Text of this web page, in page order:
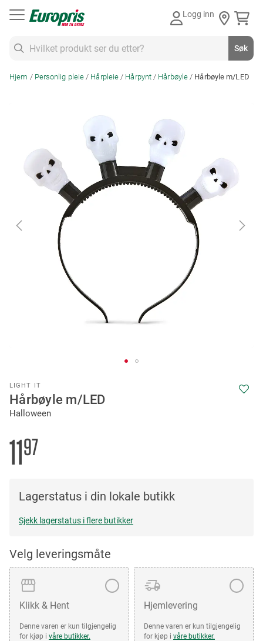
Logg inn
Søk
Hjem Personlig pleie Hårpleie Hårpynt Hårbøyle Hårbøyle m/LED
LIGHT IT
Hårbøyle m/LED
Halloween
1197
Lagerstatus i din lokale butikk
Sjekk lagerstatus i flere butikker
Velg leveringsmåte
Klikk & Hent
Denne varen er kun tilgjengelig
for kjøp i våre butikker.
Hjemlevering
Denne varen er kun tilgjengelig
for kjøp i våre butikker.
images
to
the
beginning
the
images
gallery